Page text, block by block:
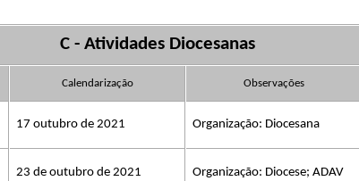
C -​​ Atividades Diocesanas
Calendarização Observações
17 outubro de 2021 Organização: Diocesana
23 de outubro de 2021 Organização: Diocese; ADAV